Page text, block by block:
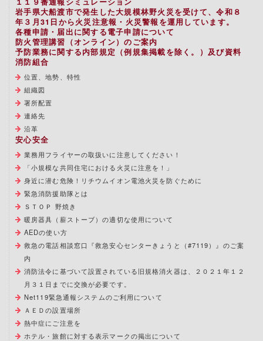
岩手県大船渡市で発生した大規模林野火災を受けて、令和８
年３月31日から火災注意報・火災警報を運用しています。
各種申請・届出に関する電子申請について
防火管理講習（オンライン）のご案内
予防業務に関する内部規定（例規集掲載を除く。）及び資料
消防組合
位置、地勢、特性
組織図
署所配置
連絡先
沿革
安心安全
業務用フライヤーの取扱いに注意してください！
「小規模な共同住宅における火災に注意を！」
身近に潜む危険！リチウムイオン電池火災を防ぐために
緊急消防援助隊とは
ＳＴＯＰ 野焼き
暖房器具（薪ストーブ）の適切な使用について
AEDの使い方
救急の電話相談窓口『救急安心センターきょうと（#7119）』のご案
内
消防法令に基づいて設置されている旧規格消火器は、２０２１年１２
月３１日までに交換が必要です。
Net119緊急通報システムのご利用について
ＡＥＤの設置場所
熱中症にご注意を
ホテル・旅館に対する表示マークの掲出について